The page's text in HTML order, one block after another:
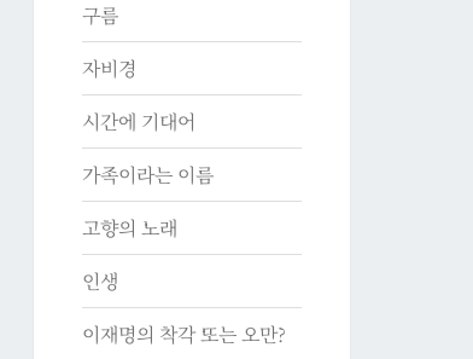
구름
자비경
시간에 기대어
가족이라는 이름
고향의 노래
인생
이재명의 착각 또는 오만?